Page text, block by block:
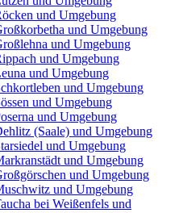
und Umgebung
und Umgebung
und Umgebung
und Umgebung
und Umgebung
und Umgebung
und Umgebung
und Umgebung
(Saale) und Umgebung
und Umgebung
und Umgebung
und Umgebung
und Umgebung
bei Weißenfels und